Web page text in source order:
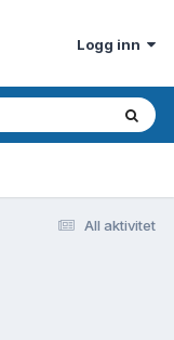
Logg inn
All aktivitet